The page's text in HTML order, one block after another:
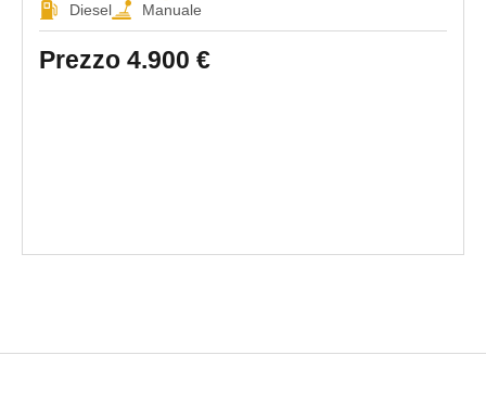
Diesel
Manuale
Prezzo 4.900 €